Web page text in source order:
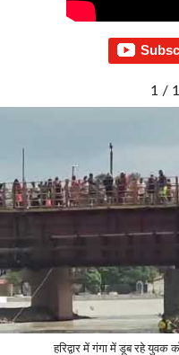
1 /
हरिद्वार में गंगा में डूब रहे युवक